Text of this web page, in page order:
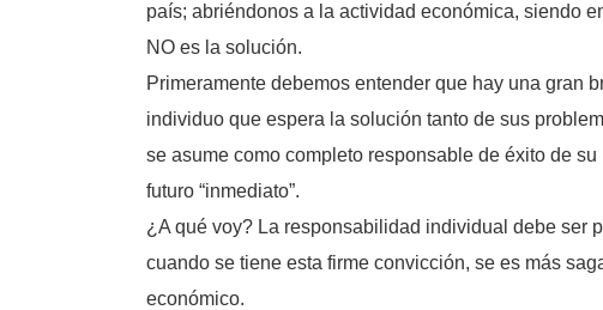
país; abriéndonos a la actividad económica, siendo
NO es la solución.
Primeramente debemos entender que hay una gran
individuo que espera la solución tanto de sus
se asume como completo responsable de éxito de
futuro “inmediato”.
¿A qué voy? La responsabilidad individual debe ser
cuando se tiene esta firme convicción, se es más
económico.